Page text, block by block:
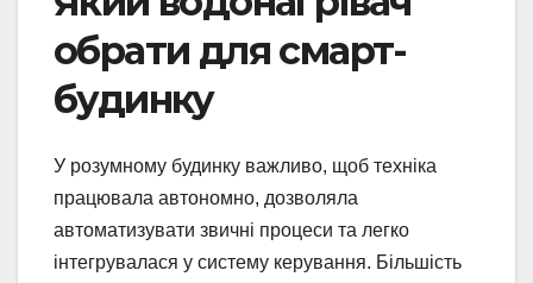
обрати для смарт-
будинку
У розумному будинку важливо, щоб техніка
працювала автономно, дозволяла
автоматизувати звичні процеси та легко
інтегрувалася у систему керування. Більшість